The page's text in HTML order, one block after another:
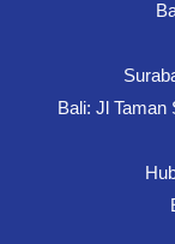
Bali: Jl